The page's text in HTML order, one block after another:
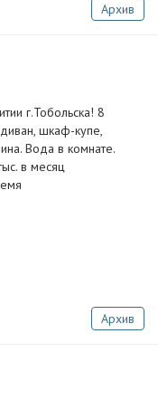
Архив
г.Тобольска! 8
шкаф-купе,
Вода в комнате.
в месяц
Архив